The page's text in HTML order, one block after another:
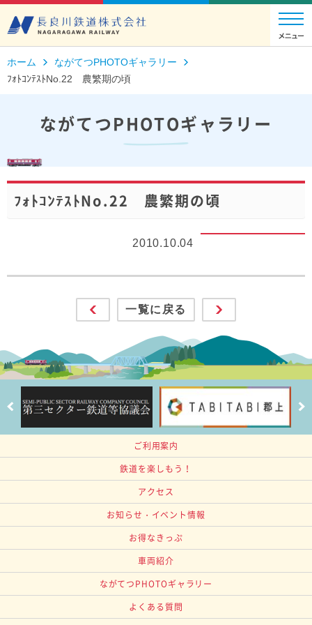
ホーム
ながてつPHOTOギャラリー
ﾌｫﾄｺﾝﾃｽﾄNo.22 農繁期の頃
ながてつPHOTOギャラリー
ﾌｫﾄｺﾝﾃｽﾄNo.22 農繁期の頃
2010.10.04
一覧に戻る
ご利用案内
鉄道を楽しもう！
アクセス
お知らせ・イベント情報
お得なきっぷ
車両紹介
ながてつPHOTOギャラリー
よくある質問